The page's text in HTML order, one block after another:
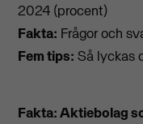
2024 (procent)
Fakta: Frågor och
Fem tips: Så lyckas
Fakta: Aktiebolag